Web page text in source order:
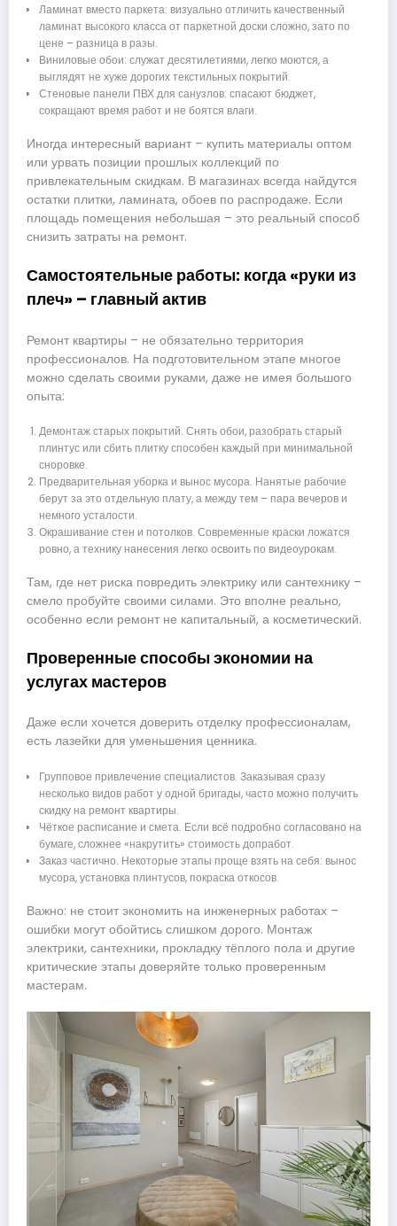
Ламинат вместо паркета: визуально отличить качественный
ламинат высокого класса от паркетной доски сложно, зато по
цене – разница в разы.
Виниловые обои: служат десятилетиями, легко моются, а
выглядят не хуже дорогих текстильных покрытий.
Стеновые панели ПВХ для санузлов: спасают бюджет,
сокращают время работ и не боятся влаги.
Иногда интересный вариант – купить материалы оптом
или урвать позиции прошлых коллекций по
привлекательным скидкам. В магазинах всегда найдутся
остатки плитки, ламината, обоев по распродаже. Если
площадь помещения небольшая – это реальный способ
снизить затраты на ремонт.
Самостоятельные работы: когда «руки из
плеч» – главный актив
Ремонт квартиры – не обязательно территория
профессионалов. На подготовительном этапе многое
можно сделать своими руками, даже не имея большого
опыта:
Демонтаж старых покрытий. Снять обои, разобрать старый
плинтус или сбить плитку способен каждый при минимальной
сноровке.
Предварительная уборка и вынос мусора. Нанятые рабочие
берут за это отдельную плату, а между тем – пара вечеров и
немного усталости.
Окрашивание стен и потолков. Современные краски ложатся
ровно, а технику нанесения легко освоить по видеоурокам.
Там, где нет риска повредить электрику или сантехнику –
смело пробуйте своими силами. Это вполне реально,
особенно если ремонт не капитальный, а косметический.
Проверенные способы экономии на
услугах мастеров
Даже если хочется доверить отделку профессионалам,
есть лазейки для уменьшения ценника.
Групповое привлечение специалистов. Заказывая сразу
несколько видов работ у одной бригады, часто можно получить
скидку на ремонт квартиры.
Чёткое расписание и смета. Если всё подробно согласовано на
бумаге, сложнее «накрутить» стоимость допработ.
Заказ частично. Некоторые этапы проще взять на себя: вынос
мусора, установка плинтусов, покраска откосов.
Важно: не стоит экономить на инженерных работах –
ошибки могут обойтись слишком дорого. Монтаж
электрики, сантехники, прокладку тёплого пола и другие
критические этапы доверяйте только проверенным
мастерам.